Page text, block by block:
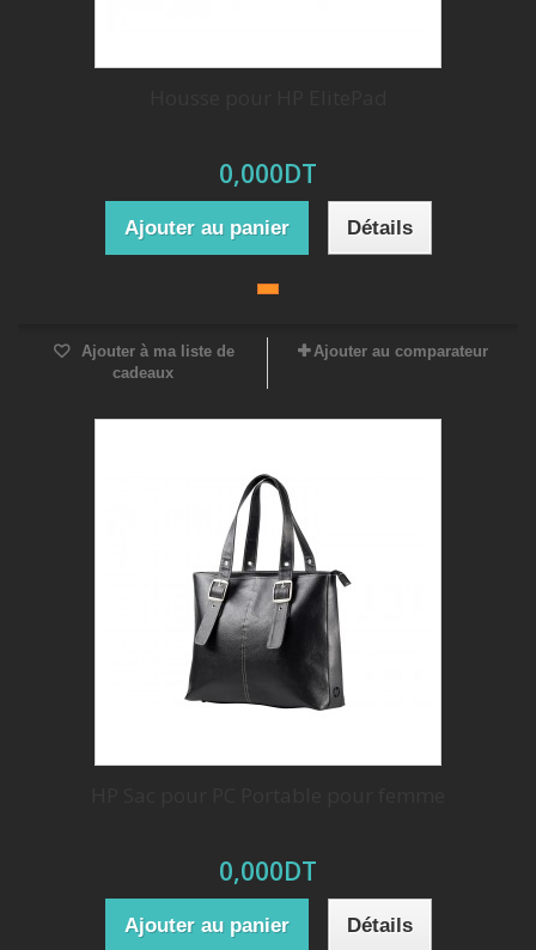
0,000DT
Ajouter au panier Détails
Ajouter à ma liste de
cadeaux
Ajouter au comparateur
0,000DT
Ajouter au panier Détails